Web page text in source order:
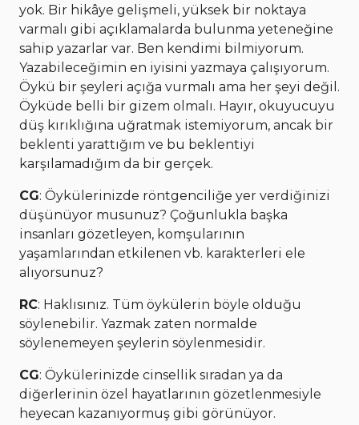
yok. Bir hikâye gelişmeli, yüksek bir noktaya
varmalı gibi açıklamalarda bulunma yeteneğine
sahip yazarlar var. Ben kendimi bilmiyorum.
Yazabileceğimin en iyisini yazmaya çalışıyorum.
Öykü bir şeyleri açığa vurmalı ama her şeyi değil.
Öyküde belli bir gizem olmalı. Hayır, okuyucuyu
düş kırıklığına uğratmak istemiyorum, ancak bir
beklenti yarattığım ve bu beklentiyi
karşılamadığım da bir gerçek.
CG: Öykülerinizde röntgenciliğe yer verdiğinizi
düşünüyor musunuz? Çoğunlukla başka
insanları gözetleyen, komşularının
yaşamlarından etkilenen vb. karakterleri ele
alıyorsunuz?
RC: Haklısınız. Tüm öykülerin böyle olduğu
söylenebilir. Yazmak zaten normalde
söylenemeyen şeylerin söylenmesidir.
CG: Öykülerinizde cinsellik sıradan ya da
diğerlerinin özel hayatlarının gözetlenmesiyle
heyecan kazanıyormuş gibi görünüyor.